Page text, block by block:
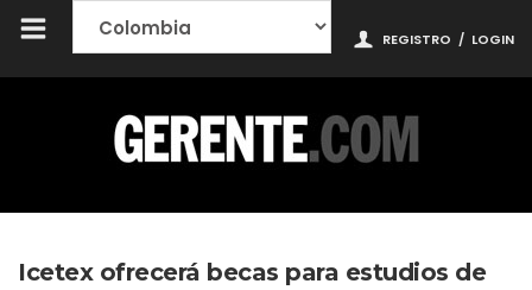
REGISTRO / LOGIN
Icetex ofrecerá becas para estudios de